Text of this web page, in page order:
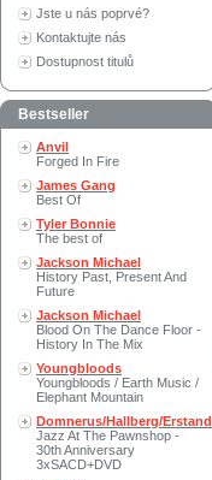
Jste u nás poprvé?
Kontaktujte nás
Dostupnost titulů
Bestseller
Anvil
Forged In Fire
James Gang
Best Of
Tyler Bonnie
The best of
Jackson Michael
History Past, Present And
Future
Jackson Michael
Blood On The Dance Floor -
History In The Mix
Youngbloods
Youngbloods / Earth Music /
Elephant Mountain
Domnerus/Hallberg/Erstand
Jazz At The Pawnshop -
30th Anniversary
3xSACD+DVD